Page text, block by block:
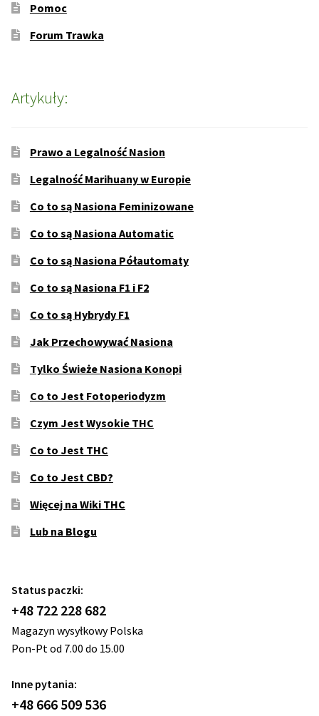
Pomoc
Forum Trawka
Artykuły:
Prawo a Legalność Nasion
Legalność Marihuany w Europie
Co to są Nasiona Feminizowane
Co to są Nasiona Automatic
Co to są Nasiona Półautomaty
Co to są Nasiona F1 i F2
Co to są Hybrydy F1
Jak Przechowywać Nasiona
Tylko Świeże Nasiona Konopi
Co to Jest Fotoperiodyzm
Czym Jest Wysokie THC
Co to Jest THC
Co to Jest CBD?
Więcej na Wiki THC
Lub na Blogu
Status paczki:
+48 722 228 682
Magazyn wysyłkowy Polska
Pon-Pt od 7.00 do 15.00
Inne pytania:
+48 666 509 536